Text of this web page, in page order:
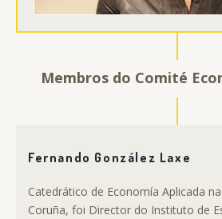
Membros do Comité
Fernando González Laxe
Catedrático de Economía Aplicada
Coruña, foi Director do Instituto de